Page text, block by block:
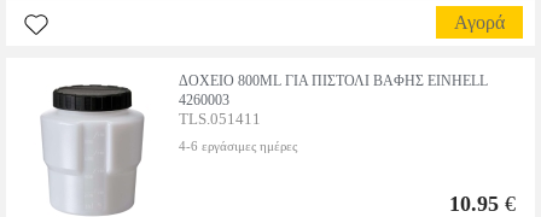
Αγορά
ΔΟΧΕΙΟ 800ML ΓΙΑ ΠΙΣΤΟΛΙ ΒΑΦΗΣ EINHELL
4260003
TLS.051411
4-6 εργάσιμες ημέρες
10.95 €